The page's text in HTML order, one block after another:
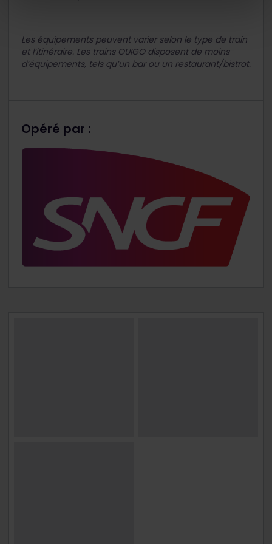
Les équipements peuvent varier selon le type de train
et l’itinéraire. Les trains OUIGO disposent de moins
d’équipements, tels qu’un bar ou un restaurant/bistrot.
Opéré par :